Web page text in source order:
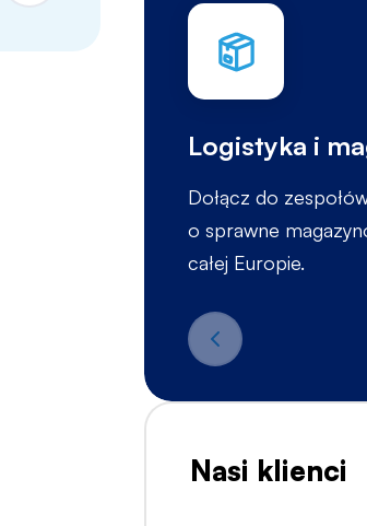
Logistyka i
Dołącz do
o sprawne
całej Europie.
Nasi klienci